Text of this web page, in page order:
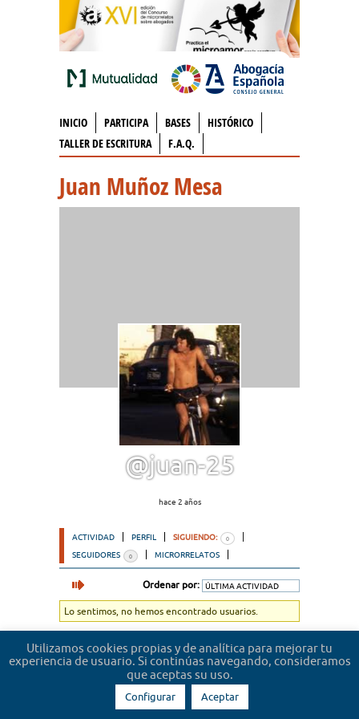
INICIO PARTICIPA BASES
HISTÓRICO
TALLER DE ESCRITURA
F.A.Q.
Juan Muñoz Mesa
@juan-25
hace 2 años
ACTIVIDAD PERFIL SIGUIENDO: 0
SEGUIDORES 0 MICRORRELATOS
Ordenar por:
Lo sentimos, no hemos encontrado usuarios.
Utilizamos cookies propias y de analítica para mejorar tu
experiencia de usuario. Si continúas navegando, consideramos
que aceptas su uso.
Configurar Aceptar